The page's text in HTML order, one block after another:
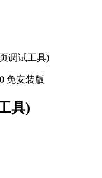
调试工具)
具)